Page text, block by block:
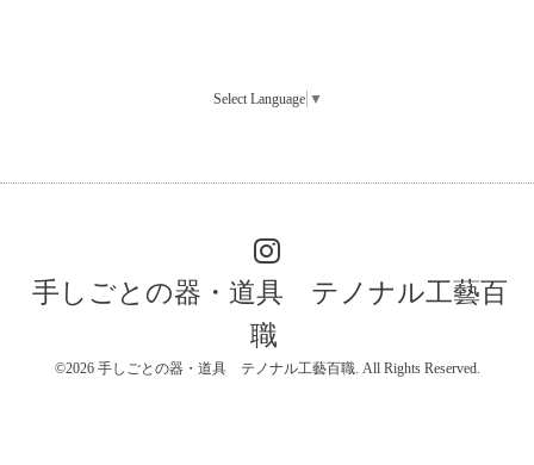
Select Language ▼
手しごとの器・道具 テノナル工藝百
職
©2026 手しごとの器・道具 テノナル工藝百職. All Rights Reserved.